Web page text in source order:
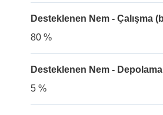
Desteklenen Nem - Çalışma
80 %
Desteklenen Nem -
5 %